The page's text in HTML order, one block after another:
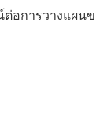
ต่อการวางแผน